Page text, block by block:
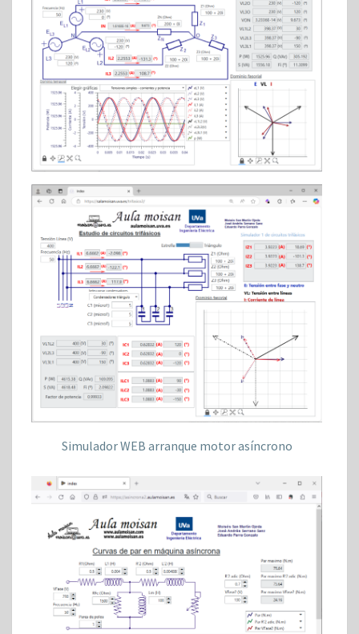
Simulador WEB arranque motor asíncrono